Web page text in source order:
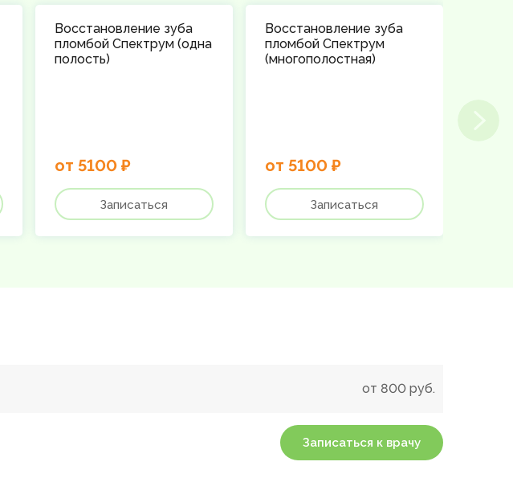
Восстановление зуба
пломбой Спектрум (одна
полость)
от 5100 ₽
Записаться
Восстановление зуба
пломбой Спектрум
(многополостная)
от 5100 ₽
Записаться
от 800 руб.
Записаться к врачу